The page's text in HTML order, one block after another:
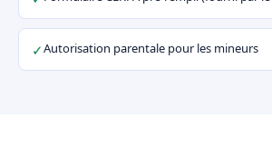
✓Autorisation parentale pour les mineurs